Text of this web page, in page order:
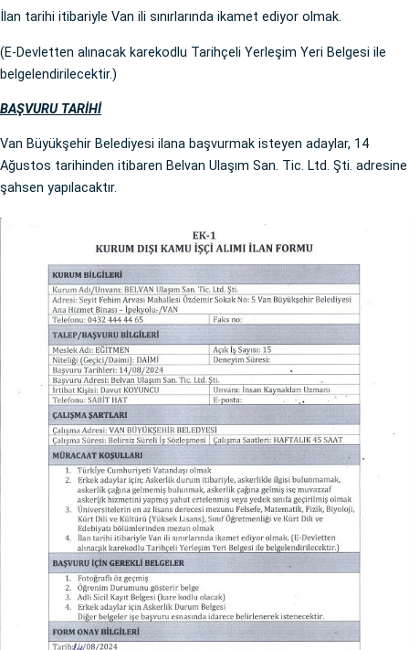
İlan tarihi itibariyle Van ili sınırlarında ikamet ediyor olmak.
(E-Devletten alınacak karekodlu Tarihçeli Yerleşim Yeri Belgesi ile
belgelendirilecektir.)
BAŞVURU TARİHİ
Van Büyükşehir Belediyesi ilana başvurmak isteyen adaylar, 14
Ağustos tarihinden itibaren Belvan Ulaşım San. Tic. Ltd. Şti. adresine
şahsen yapılacaktır.